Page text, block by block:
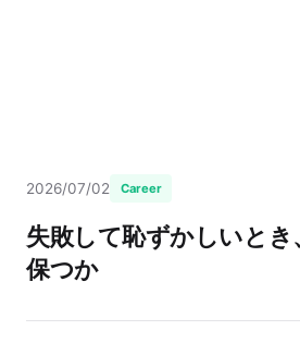
2026/07/02 Career
失敗して恥ずかしいとき
保つか